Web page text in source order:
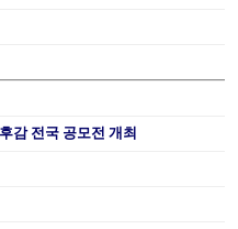
감 전국 공모전 개최